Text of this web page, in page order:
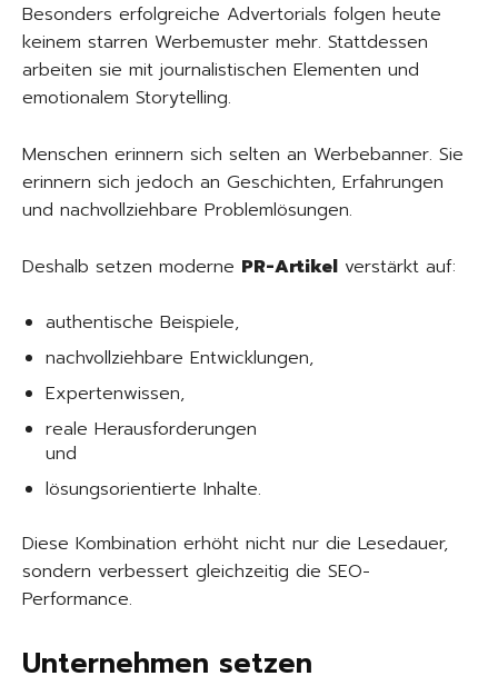
Besonders erfolgreiche Advertorials folgen heute
keinem starren Werbemuster mehr. Stattdessen
arbeiten sie mit journalistischen Elementen und
emotionalem Storytelling.
Menschen erinnern sich selten an Werbebanner. Sie
erinnern sich jedoch an Geschichten, Erfahrungen
und nachvollziehbare Problemlösungen.
Deshalb setzen moderne PR-Artikel verstärkt auf:
authentische Beispiele,
nachvollziehbare Entwicklungen,
Expertenwissen,
reale Herausforderungen
und
lösungsorientierte Inhalte.
Diese Kombination erhöht nicht nur die Lesedauer,
sondern verbessert gleichzeitig die SEO-
Performance.
Unternehmen setzen